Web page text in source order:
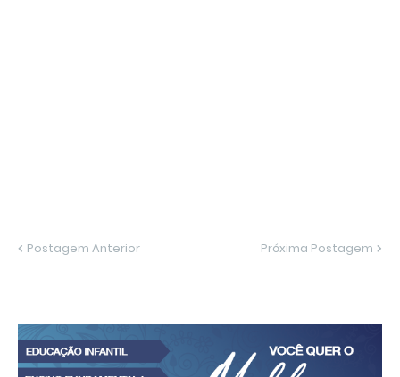
Postagem Anterior Próxima Postagem